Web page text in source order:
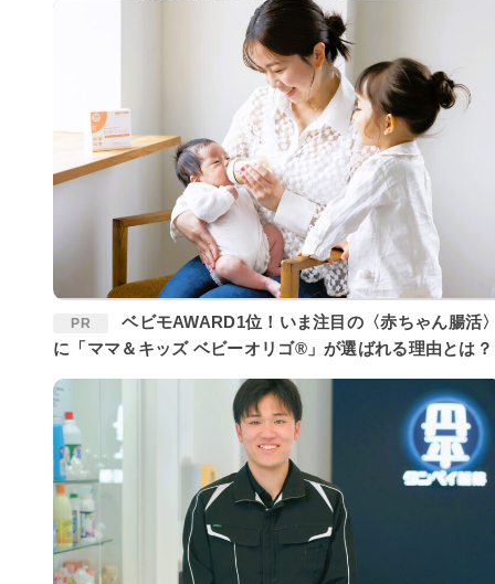
PR
ベビモAWARD1位！いま注目の〈赤ちゃん腸活〉
に「ママ＆キッズ ベビーオリゴ®」が選ばれる理由とは？